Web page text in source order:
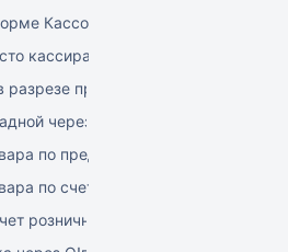
Кассовые операции
кассира
продавцов-консультантов
через POS
по предоплате
по счет-фактуре
розничных продаж